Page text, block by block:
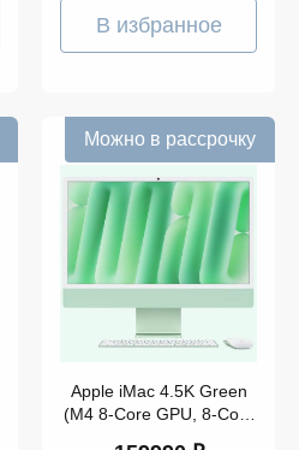
В избранное
Можно в рассрочку
Apple iMac 4.5K Green
(M4 8-Core GPU, 8-Core